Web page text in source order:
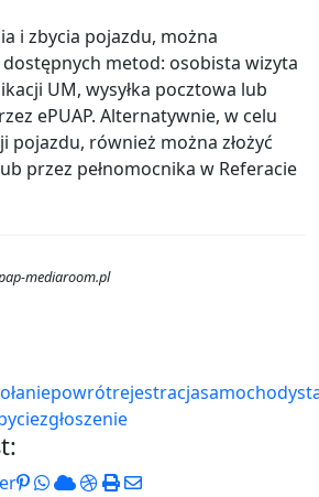
i zbycia pojazdu, można
metod: osobista wizyta
UM, wysyłka pocztowa lub
ePUAP. Alternatywnie, w celu
pojazdu, również można złożyć
przez pełnomocnika w Referacie
mediaroom.pl
powrótrejestracjasamochody
zgłoszenie
Pinterest
Whatsapp
CloudStumbleUpon
PrintShare